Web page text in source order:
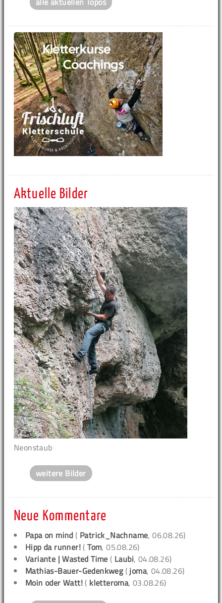
Aktuelle Bilder
Neonstaub
weitere Bilder
Neue Kommentare
Papa on mind ( Patrick_Nachname, 06.08.26)
Hipp da runner! (Tom, 05.08.26)
Variante | Wasted Time ( Laubi, 04.08.26)
Mathias-Bauer-Gedenkweg( joma, 04.08.26)
Moin oder Watt! ( kletteroma, 03.08.26)